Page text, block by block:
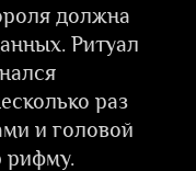
должна
Ритуал
раз
и головой
рифму.